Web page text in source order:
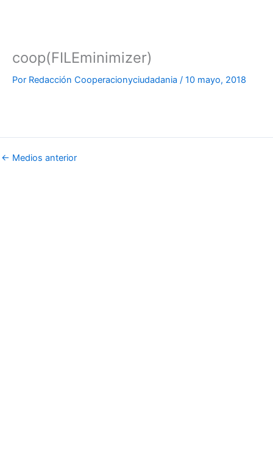
coop(FILEminimizer)
Por Redacción Cooperacionyciudadania / 10 mayo, 2018
← Medios anterior